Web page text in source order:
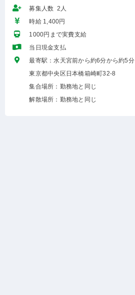
募集人数 2人
時給 1,400円
1000円まで実費支給
当日現金支払
最寄駅：水天宮前から約6分から約5分
東京都中央区日本橋箱崎町32-8
集合場所：勤務地と同じ
解散場所：勤務地と同じ